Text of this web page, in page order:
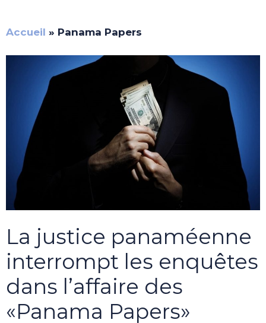
Accueil » Panama Papers
La justice panaméenne
interrompt les enquêtes
dans l’affaire des
«Panama Papers»